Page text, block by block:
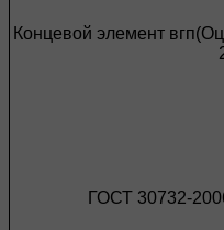
Концевой элемент
ГОСТ 30732-